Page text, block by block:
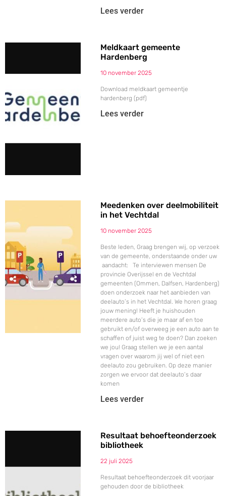
Lees verder
Meldkaart gemeente
Hardenberg
10 november 2025
Download meldkaart gemeentje
hardenberg (pdf)
Lees verder
Meedenken over deelmobiliteit
in het Vechtdal
10 november 2025
Beste leden, Graag brengen wij, op verzoek
van de gemeente, onderstaande onder uw
aandacht: Te interviewen mensen De
provincie Overijssel en de Vechtdal
gemeenten (Ommen, Dalfsen, Hardenberg)
doen onderzoek naar het aanbieden van
deelauto’s in het Vechtdal. We horen graag
jouw mening! Heeft je huishouden
meerdere auto’s die je maar af en toe
gebruikt en/of overweeg je een auto aan te
schaffen of juist weg te doen? Dan zoeken
we jou! Graag stellen we je een aantal
vragen over waarom jij wel of niet een
deelauto zou gebruiken. Op deze manier
zorgen we ervoor dat deelauto’s daar
komen
Lees verder
Resultaat behoefteonderzoek
bibliotheek
22 juli 2025
Resultaat behoefteonderzoek dit voorjaar
gehouden door de bibliotheek